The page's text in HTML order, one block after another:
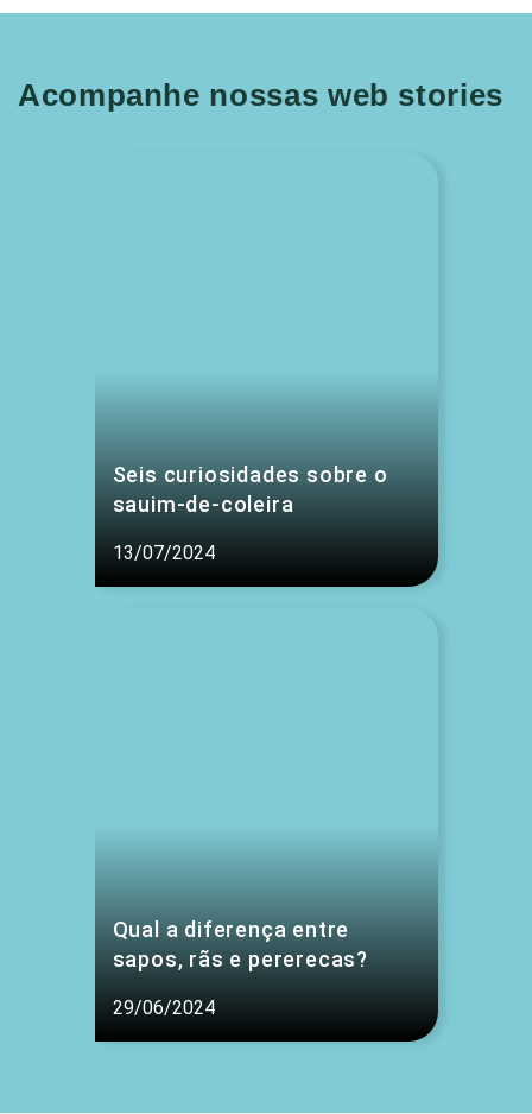
Acompanhe nossas web stories
Seis curiosidades sobre o
sauim-de-coleira
13/07/2024
Qual a diferença entre
sapos, rãs e pererecas?
29/06/2024